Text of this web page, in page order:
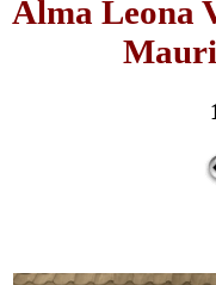
Alma Leona